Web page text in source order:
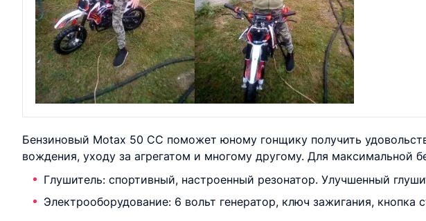
Бензиновый Motax 50 CC поможет юному гонщику получить
вождения, уходу за агрегатом и многому другому. Для максимальной
Глушитель: спортивный, настроенный резонатор. Улучшенный
Электрооборудование: 6 вольт генератор, ключ зажигания, кнопка